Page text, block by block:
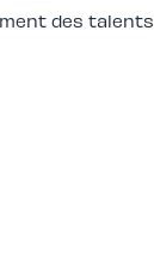
des talents